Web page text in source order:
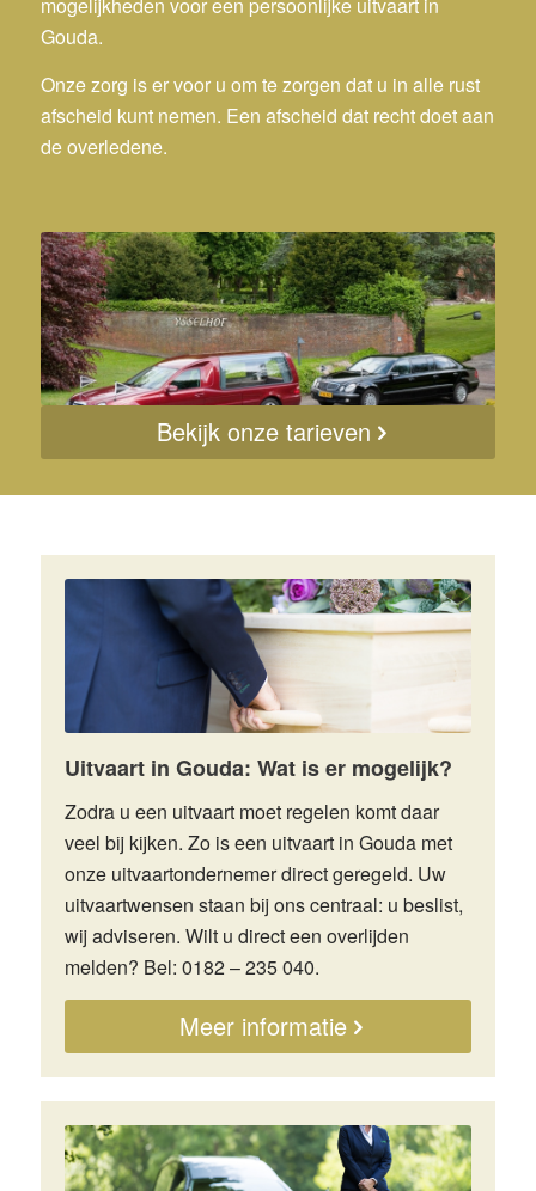
Gouda.
Onze zorg is er voor u om te zorgen dat u in alle rust
afscheid kunt nemen. Een afscheid dat recht doet aan
de overledene.
Bekijk onze tarieven
Uitvaart in Gouda: Wat is er mogelijk?
Zodra u een uitvaart moet regelen komt daar
veel bij kijken. Zo is een uitvaart in Gouda met
onze uitvaartondernemer direct geregeld. Uw
uitvaartwensen staan bij ons centraal: u beslist,
wij adviseren. Wilt u direct een overlijden
melden? Bel: 0182 – 235 040.
Meer informatie